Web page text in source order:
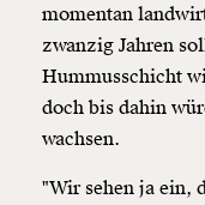
momentan
zwanzig Jahren
Hummusschicht
doch bis dahin
wachsen.
"Wir sehen ja ein,